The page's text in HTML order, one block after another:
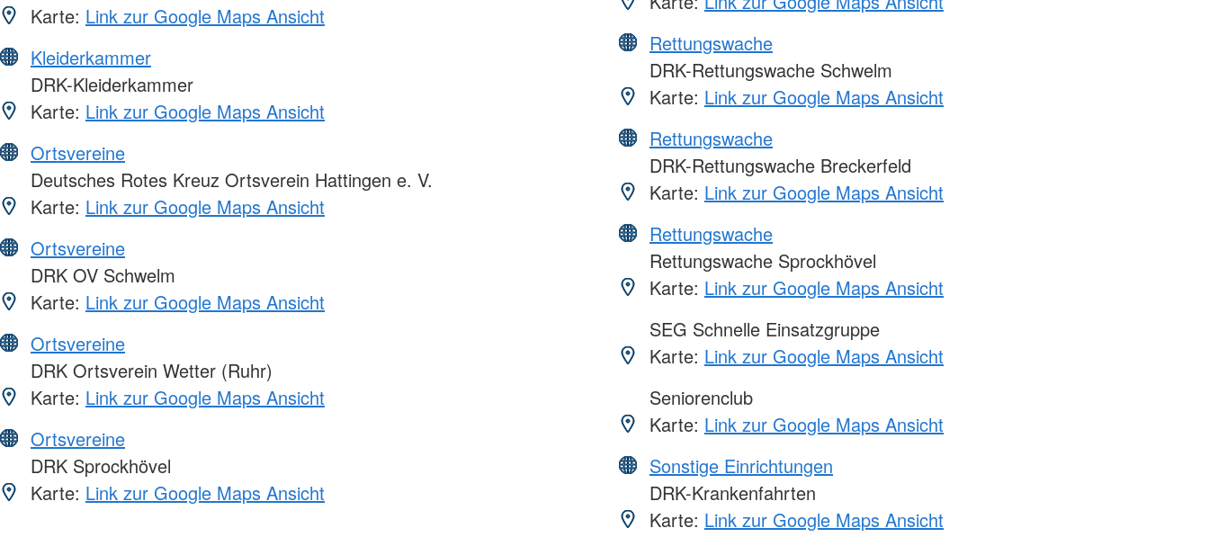
Karte: Link zur Google Maps Ansicht
Kleiderkammer
DRK-Kleiderkammer
Karte: Link zur Google Maps Ansicht
Ortsvereine
Deutsches Rotes Kreuz Ortsverein Hattingen e. V.
Karte: Link zur Google Maps Ansicht
Ortsvereine
DRK OV Schwelm
Karte: Link zur Google Maps Ansicht
Ortsvereine
DRK Ortsverein Wetter (Ruhr)
Karte: Link zur Google Maps Ansicht
Ortsvereine
DRK Sprockhövel
Karte: Link zur Google Maps Ansicht
Rettungswache
DRK-Rettungswache Schwelm
Karte: Link zur Google Maps Ansicht
Rettungswache
DRK-Rettungswache Breckerfeld
Karte: Link zur Google Maps Ansicht
Rettungswache
Rettungswache Sprockhövel
Karte: Link zur Google Maps Ansicht
SEG Schnelle Einsatzgruppe
Karte: Link zur Google Maps Ansicht
Seniorenclub
Karte: Link zur Google Maps Ansicht
Sonstige Einrichtungen
DRK-Krankenfahrten
Karte: Link zur Google Maps Ansicht